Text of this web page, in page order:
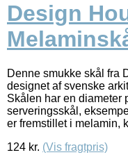
Design
Denne smukke skål fra
designet af svenske
Skålen har en diameter
serveringsskål,
er fremstillet i melamin,
124 kr. (Vis fragtpris)